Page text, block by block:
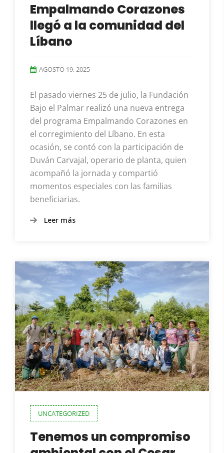
Empalmando Corazones
llegó a la comunidad del
Líbano
AGOSTO 19, 2025
El pasado viernes 25 de julio, la Fundación
Bajo el Palmar realizó una nueva entrega
del programa Empalmando Corazones en
el corregimiento del Líbano. En esta
ocasión, se contó con la participación de
Duván Carvajal, operario de planta, quien
acompañó la jornada y compartió
momentos especiales con las familias
beneficiarias.
Leer más
UNCATEGORIZED
Tenemos un compromiso